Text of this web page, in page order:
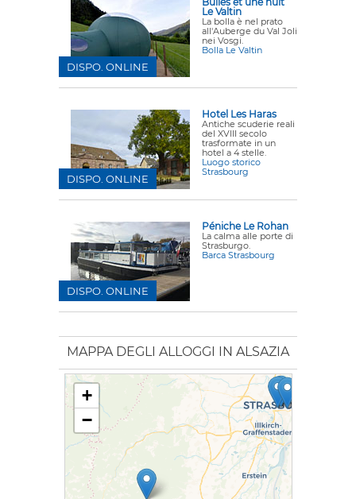
Le Valtin
La bolla è nel prato
all'Auberge du Val Joli
nei Vosgi.
Bolla Le Valtin
DISPO. ONLINE
Hotel Les Haras
Antiche scuderie reali
del XVIII secolo
trasformate in un
hotel a 4 stelle.
Luogo storico
Strasbourg
DISPO. ONLINE
Péniche Le Rohan
La calma alle porte di
Strasburgo.
Barca Strasbourg
DISPO. ONLINE
MAPPA DEGLI ALLOGGI IN ALSAZIA
+
−